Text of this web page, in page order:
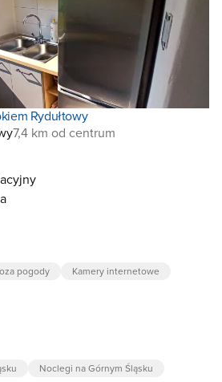
Rydułtowy
7,4 km od centrum
pogody Kamery internetowe
Noclegi na Górnym Śląsku